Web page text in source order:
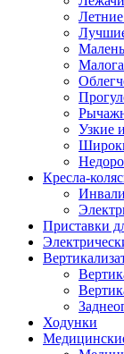
Узкие
Кресла-
Приставки
Ходунки